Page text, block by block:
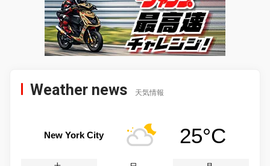
Weather news 天気情報
New York City 25°C